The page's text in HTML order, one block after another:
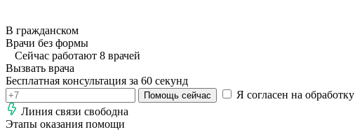
В гражданском
Врачи без формы
Сейчас работают 8 врачей
Вызвать врача
Бесплатная консультация за 60 секунд
Помощь сейчас Я согласен на обработку
Линия связи свободна
Этапы оказания помощи